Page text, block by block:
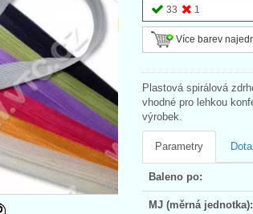
33 1
Více barev
Plastová spirálová
vhodné pro lehkou
výrobek.
Parametry
Baleno po:
MJ (měrná jednotka):